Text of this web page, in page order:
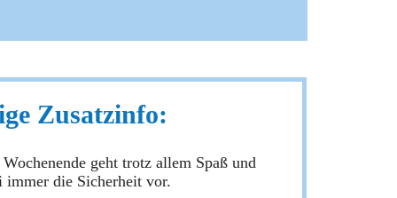
Zusatzinfo:
geht trotz allem Spaß und
immer die Sicherheit vor.